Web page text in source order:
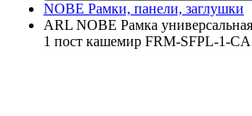
NOBE Рамки, панели, заглушки
ARL NOBE Рамка
1 пост кашемир FRM-SFPL-1-